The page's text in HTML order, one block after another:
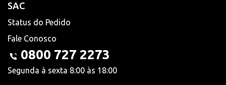
SAC
Status do Pedido
Fale Conosco
0800 727 2273
Segunda à sexta 8:00 às 18:00